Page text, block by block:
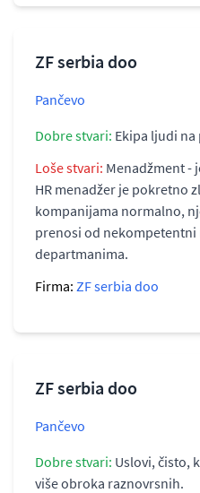
ZF serbia doo
Pančevo
Dobre stvari: Ekipa ljudi na
Loše stvari: Menadžment -
HR menadžer je pokretno
kompanijama normalno,
prenosi od nekompetentni
departmanima.
Firma: ZF serbia doo
ZF serbia doo
Pančevo
Dobre stvari: Uslovi, čisto,
više obroka raznovrsnih.